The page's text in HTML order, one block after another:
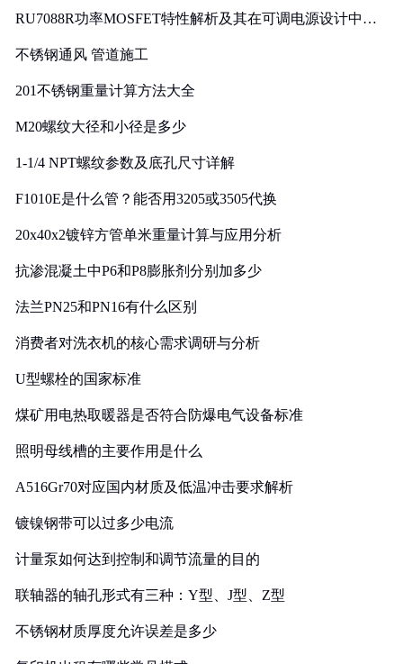
RU7088R功率MOSFET特性解析及其在可调电源设计中的
不锈钢通风 管道施工
201不锈钢重量计算方法大全
M20螺纹大径和小径是多少
1-1/4 NPT螺纹参数及底孔尺寸详解
F1010E是什么管？能否用3205或3505代换
20x40x2镀锌方管单米重量计算与应用分析
抗渗混凝土中P6和P8膨胀剂分别加多少
法兰PN25和PN16有什么区别
消费者对洗衣机的核心需求调研与分析
U型螺栓的国家标准
煤矿用电热取暖器是否符合防爆电气设备标准
照明母线槽的主要作用是什么
A516Gr70对应国内材质及低温冲击要求解析
镀镍钢带可以过多少电流
计量泵如何达到控制和调节流量的目的
联轴器的轴孔形式有三种：Y型、J型、Z型
不锈钢材质厚度允许误差是多少